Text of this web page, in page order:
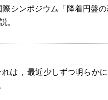
シンポジウム「降着円盤の
。
れは ， 最近少しずつ明らか